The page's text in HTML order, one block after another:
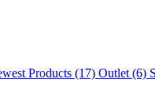
Products (17) Outlet (6)